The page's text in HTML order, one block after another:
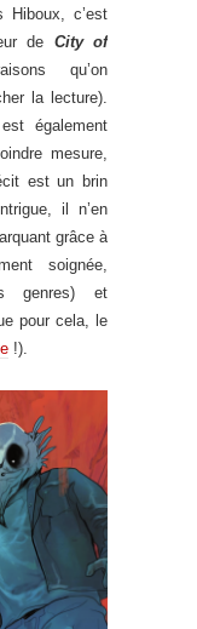
Hiboux, c’est
de City of
qu’on
la lecture).
également
mesure,
est un brin
il n’en
grâce à
soignée,
genres) et
pour cela, le
!).